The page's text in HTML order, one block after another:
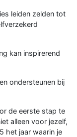
leiden zelden tot
kan inspirerend
ondersteunen bij
de eerste stap te
alleen voor jezelf,
het jaar waarin je